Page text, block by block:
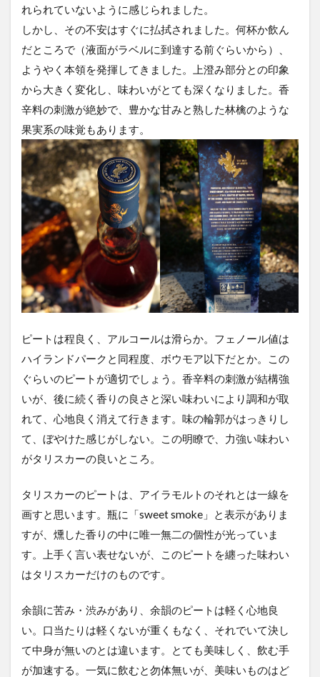
れられていないように感じられました。
しかし、その不安はすぐに払拭されました。何杯か飲ん
だところで（液面がラベルに到達する前ぐらいから）、
ようやく本領を発揮してきました。上澄み部分との印象
から大きく変化し、味わいがとても深くなりました。香
辛料の刺激が絶妙で、豊かな甘みと熟した林檎のような
果実系の味覚もあります。
ピートは程良く、アルコールは滑らか。フェノール値は
ハイランドパークと同程度、ボウモア以下だとか。この
ぐらいのピートが適切でしょう。香辛料の刺激が結構強
いが、後に続く香りの良さと深い味わいにより調和が取
れて、心地良く消えて行きます。味の輪郭がはっきりし
て、ぼやけた感じがしない。この明瞭で、力強い味わい
がタリスカーの良いところ。
タリスカーのピートは、アイラモルトのそれとは一線を
画すと思います。瓶に「sweet smoke」と表示がありま
すが、燻した香りの中に唯一無二の個性が光っていま
す。上手く言い表せないが、このピートを纏った味わい
はタリスカーだけのものです。
余韻に苦み・渋みがあり、余韻のピートは軽く心地良
い。口当たりは軽くないが重くもなく、それでいて決し
て中身が無いのとは違います。とても美味しく、飲む手
が加速する。一気に飲むと勿体無いが、美味いものはど